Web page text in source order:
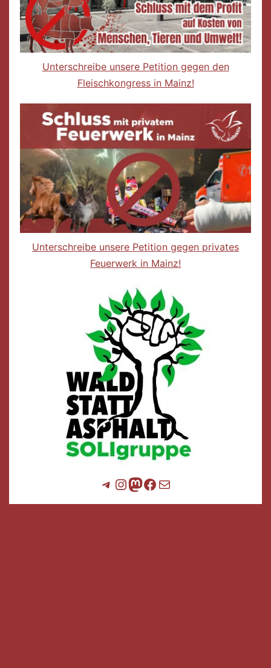
Unterschreibe unsere Petition gegen den
Fleischkongress in Mainz!
Unterschreibe unsere Petition gegen privates
Feuerwerk in Mainz!
Telegram
Instagram
Mastodon
Facebook
E-Mail